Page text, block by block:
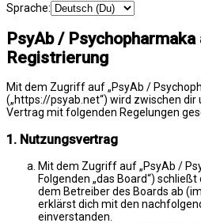
Sprache:
PsyAb /
Registrierung
Mit dem Zugriff auf „PsyAb /
(„https://psyab.net“) wird zwischen dir
Vertrag mit folgenden Regelungen
1. Nutzungsvertrag
Mit dem Zugriff auf „PsyAb /
Folgenden „das Board“)
dem Betreiber des Boards ab
erklärst dich mit den
einverstanden.